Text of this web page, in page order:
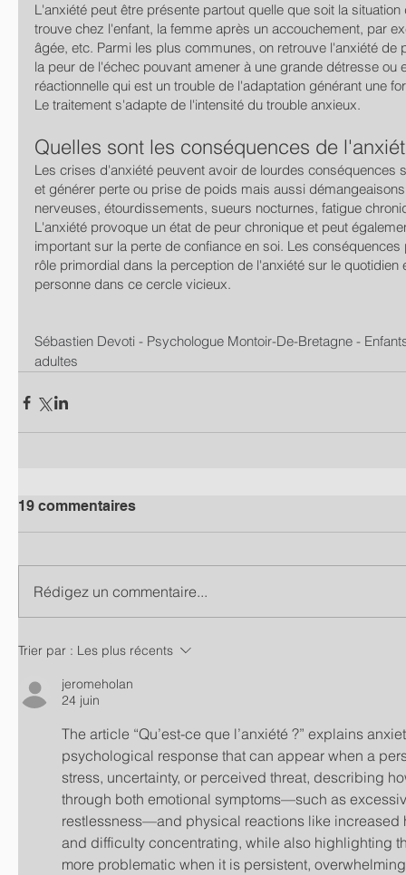
L'anxiété peut être présente partout quelle que soit la
trouve chez l'enfant, la femme après un accouchement, par
âgée, etc. Parmi les plus communes, on retrouve l'anxiété
la peur de l'échec pouvant amener à une grande détresse ou
réactionnelle qui est un trouble de l'adaptation générant une
Le traitement s'adapte de l'intensité du trouble anxieux.
Quelles sont les conséquences de
Les crises d'anxiété peuvent avoir de lourdes conséquences
et générer perte ou prise de poids mais aussi
nerveuses, étourdissements, sueurs nocturnes, fatigue
L'anxiété provoque un état de peur chronique et peut
important sur la perte de confiance en soi. Les
rôle primordial dans la perception de l'anxiété sur le quotidien
personne dans ce cercle vicieux.
Sébastien Devoti - Psychologue Montoir-De-Bretagne -
adultes
19 commentaires
Rédigez un commentaire...
Trier par : Les plus récents
jeromeholan
24 juin
The article “Qu’est-ce que l’anxiété ?” explains
psychological response that can appear when a
stress, uncertainty, or perceived threat, describing
through both emotional symptoms—such as
restlessness—and physical reactions like increased
and difficulty concentrating, while also highlighting
more problematic when it is persistent,